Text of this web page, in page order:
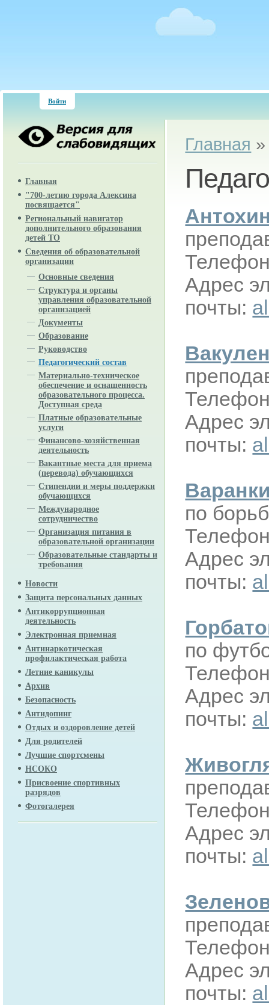
Войти
Главная
"700-летию города Алексина
посвящается"
Региональный навигатор
дополнительного образования
детей ТО
Сведения об образовательной
организации
Основные сведения
Структура и органы
управления образовательной
организацией
Документы
Образование
Руководство
Педагогический состав
Материально-техническое
обеспечение и оснащенность
образовательного процесса.
Доступная среда
Платные образовательные
услуги
Финансово-хозяйственная
деятельность
Вакантные места для приема
(перевода) обучающихся
Стипендии и меры поддержки
обучающихся
Международное
сотрудничество
Организация питания в
образовательной организации
Образовательные стандарты и
требования
Новости
Защита персональных данных
Антикоррупционная
деятельность
Электронная приемная
Антинаркотическая
профилактическая работа
Летние каникулы
Архив
Безопасность
Антидопинг
Отдых и оздоровление детей
Для родителей
Лучшие спортсмены
НСОКО
Присвоение спортивных
разрядов
Фотогалерея
Вы здесь
Главная
Адрес
почты:
Адрес
почты:
по
Адрес
почты:
по
Адрес
почты:
Адрес
почты:
Адрес
почты: